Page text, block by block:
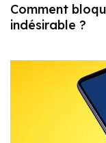
Comment
indésirable ?